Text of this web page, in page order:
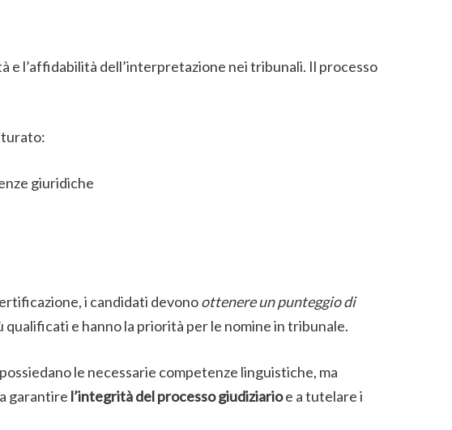
l’affidabilità dell’interpretazione nei tribunali. Il processo
giuridiche
i candidati devonoottenere un punteggio di
e hanno la priorità per le nomine in tribunale.
le necessarie competenze linguistiche, ma
garantire l’integrità del processo giudiziarioe a tutelare i